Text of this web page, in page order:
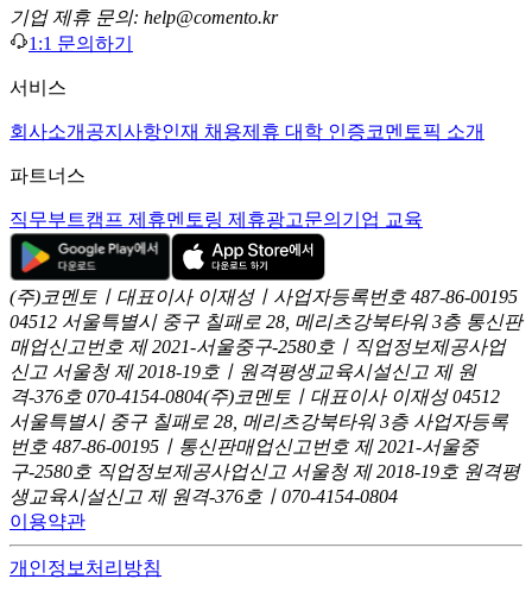
기업 제휴 문의: help@comento.kr
1:1 문의하기
서비스
회사소개 공지사항인재 채용제휴 대학 인증코멘토픽 소개
파트너스
직무부트캠프 제휴멘토링 제휴광고문의 기업 교육
(주)코멘토ㅣ대표이사 이재성ㅣ사업자등록번호 487-86-00195
04512 서울특별시 중구 칠패로 28, 메리츠강북타워 3층 통신판
매업신고번호 제 2021-서울중구-2580호ㅣ직업정보제공사업
신고 서울청 제 2018-19호ㅣ원격평생교육시설신고 제 원
격-376호 070-4154-0804(주)코멘토ㅣ대표이사 이재성 04512
서울특별시 중구 칠패로 28, 메리츠강북타워 3층 사업자등록
번호 487-86-00195ㅣ통신판매업신고번호 제 2021-서울중
구-2580호 직업정보제공사업신고 서울청 제 2018-19호 원격평
생교육시설신고 제 원격-376호ㅣ070-4154-0804
이용약관
개인정보처리방침